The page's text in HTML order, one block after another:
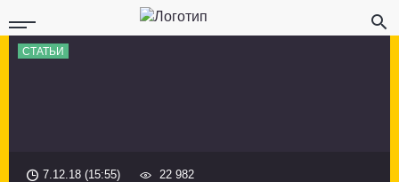
СТАТЬИ
7.12.18 (15:55) 22 982